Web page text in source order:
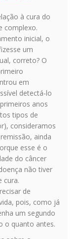
à cura do
complexo.
inicial, o
um
correto? O
em
detectá-lo
anos
tipos de
consideramos
ainda
esse é o
do câncer
não tiver
cura.
de
pois, como já
um segundo
o quanto antes.